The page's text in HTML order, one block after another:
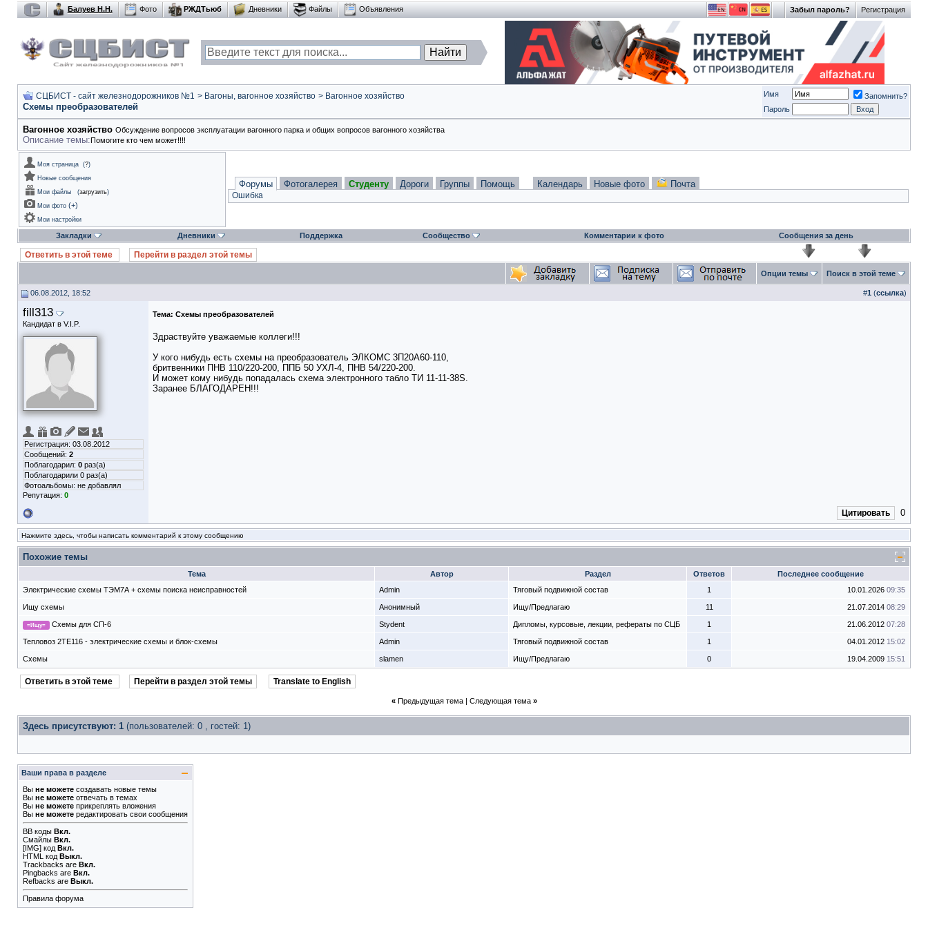
Регистрация
Забыл пароль?
Балуев Н.Н. Фото РЖДТьюб Дневники Файлы Объявления
СЦБИСТ - сайт железнодорожников №1 > Вагоны, вагонное хозяйство > Вагонное хозяйство
Схемы преобразователей
Имя
Запомнить?
Пароль
Вагонное хозяйство Обсуждение вопросов эксплуатации вагонного парка и общих вопросов вагонного хозяйства
Описание темы:Помогите кто чем может!!!!
Моя страница (?)
Новые сообщения
Мои файлы
(загрузить)
Мои фото (+)
Мои настройки
Форумы Фотогалерея Студенту Дороги Группы Помощь Календарь Новые фото Почта
Ошибка
Закладки Дневники Поддержка Сообщество Комментарии к фото Сообщения за день
Ответить в этой теме Перейти в раздел этой темы
Опции темы Поиск в этой теме
06.08.2012, 18:52 #1 (ссылка)
fill313
Кандидат в V.I.P.
Регистрация: 03.08.2012
Сообщений: 2
Поблагодарил: 0 раз(а)
Поблагодарили 0 раз(а)
Фотоальбомы: не добавлял
Репутация: 0
Тема: Схемы преобразователей
Здраствуйте уважаемые коллеги!!!
У кого нибудь есть схемы на преобразователь ЭЛКОМС 3П20А60-110,
бритвенники ПНВ 110/220-200, ППБ 50 УХЛ-4, ПНВ 54/220-200.
И может кому нибудь попадалась схема электронного табло ТИ 11-11-38S.
Заранее БЛАГОДАРЕН!!!
Цитировать 0
Нажмите здесь, чтобы написать комментарий к этому сообщению
Похожие темы
Тема Автор Раздел Ответов
Последнее сообщение
Электрические схемы ТЭМ7А + схемы поиска неисправностей
Admin Тяговый подвижной состав 1 10.01.2026 09:35
Ищу схемы Анонимный Ищу/Предлагаю 11 21.07.2014 08:29
=Ищу= Схемы для СП-6 Stydent Дипломы, курсовые, лекции, рефераты по СЦБ 1 21.06.2012 07:28
Тепловоз 2ТЕ116 - электрические схемы и блок-схемы Admin Тяговый подвижной состав 1 04.01.2012 15:02
Схемы slamen Ищу/Предлагаю 0 19.04.2009 15:51
Ответить в этой теме Перейти в раздел этой темы Translate to English
« Предыдущая тема| Следующая тема »
Здесь присутствуют: 1 (пользователей: 0 , гостей: 1)
Ваши права в разделе
Вы не можете создавать новые темы
Вы не можете отвечать в темах
Вы не можете прикреплять вложения
Вы не можете редактировать свои сообщения
BB коды Вкл.
Смайлы Вкл.
[IMG] код Вкл.
HTML код Выкл.
Trackbacks are Вкл.
Pingbacks are Вкл.
Refbacks are Выкл.
Правила форума